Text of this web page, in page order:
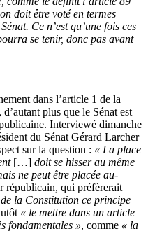
doit être voté en termes
Ce n’est qu’une fois ces
se tenir, donc pas avant
dans l’article 1 de la
plus que le Sénat est
Interviewé dimanche
du Sénat Gérard Larcher
sur la question : « La place
[…] doit se hisser au même
ne peut être placée au-
républicain, qui préfèrerait
la Constitution ce principe
« le mettre dans un article
fondamentales », comme « la